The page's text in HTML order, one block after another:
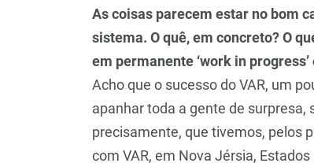
As coisas parecem estar no bom
sistema. O quê, em concreto? O
em permanente ‘work in
Acho que o sucesso do VAR, um
apanhar toda a gente de surpresa,
precisamente, que tivemos, pelos
com VAR, em Nova Jérsia,